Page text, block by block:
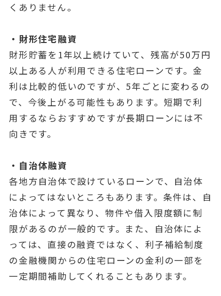
くありません。
・財形住宅融資
財形貯蓄を1年以上続けていて、残高が50万円
以上ある人が利用できる住宅ローンです。金
利は比較的低いのですが、5年ごとに変わるの
で、今後上がる可能性もあります。短期で利
用するならおすすめですが長期ローンには不
向きです。
・自治体融資
各地方自治体で設けているローンで、自治体
によってはないところもあります。条件は、自
治体によって異なり、物件や借入限度額に制
限があるのが一般的です。また、自治体によ
っては、直接の融資ではなく、利子補給制度
の金融機関からの住宅ローンの金利の一部を
一定期間補助してくれることもあります。